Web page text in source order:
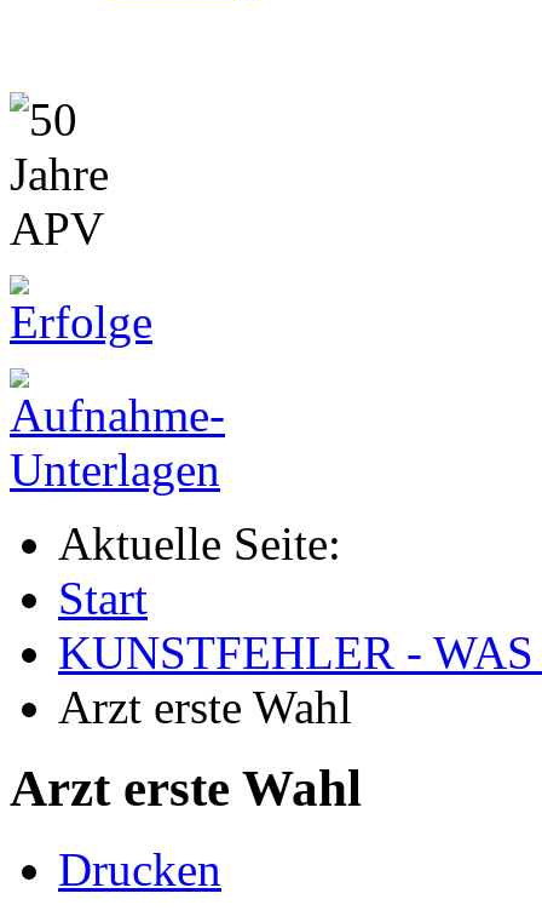
Aktuelle Seite:
Start
KUNSTFEHLER -
Arzt erste Wahl
Arzt erste Wahl
Drucken